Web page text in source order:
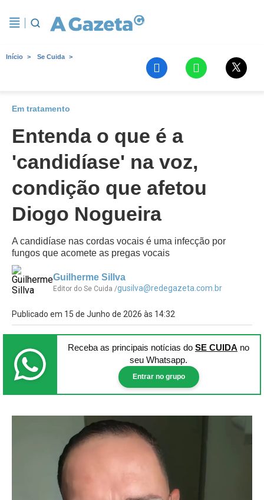
Início Se Cuida
Em tratamento
Entenda o que é a
'candidíase' na voz,
condição que afetou
Diogo Nogueira
A candidíase nas cordas vocais é uma infecção por
fungos que acomete as pregas vocais
Guilherme Sillva
Editor do Se Cuida /gusilva@redegazeta.com.br
Publicado em 15 de Junho de 2026 às 14:32
Receba as principais notícias do SE CUIDA no
seu Whatsapp.
Entrar no grupo